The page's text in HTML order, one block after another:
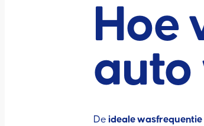
Hoe
auto
De ideale wasfrequentie